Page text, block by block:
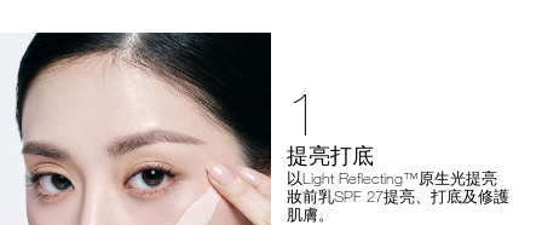
1
提亮打底
以Light Reflecting™原生光提亮
妝前乳SPF 27提亮、打底及修護
肌膚。